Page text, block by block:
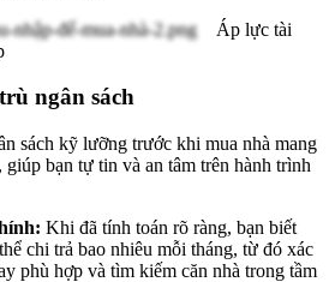
Áp lực tài
ngân sách
sách kỹ lưỡng trước khi mua nhà mang
bạn tự tin và an tâm trên hành trình
Khi đã tính toán rõ ràng, bạn biết
chi trả bao nhiêu mỗi tháng, từ đó xác
phù hợp và tìm kiếm căn nhà trong tầm